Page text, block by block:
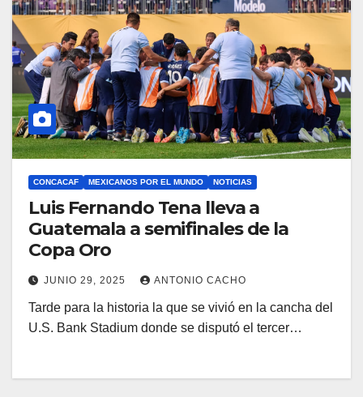
CONCACAF MEXICANOS POR EL MUNDO NOTICIAS
Luis Fernando Tena lleva a
Guatemala a semifinales de la
Copa Oro
JUNIO 29, 2025 ANTONIO CACHO
Tarde para la historia la que se vivió en la cancha del
U.S. Bank Stadium donde se disputó el tercer…